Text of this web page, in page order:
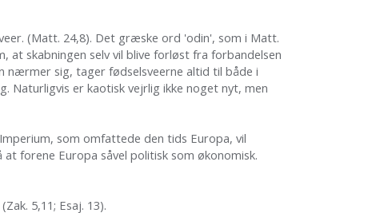
(Matt. 24,8). Det græske ord 'odin', som i Matt.
at skabningen selv vil blive forløst fra forbandelsen
nærmer sig, tager fødselsveerne altid til både i
Naturligvis er kaotisk vejrlig ikke noget nyt, men
som omfattede den tids Europa, vil
forene Europa såvel politisk som økonomisk.
5,11; Esaj. 13).